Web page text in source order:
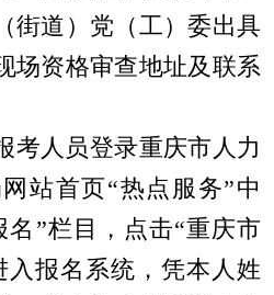
街道）党（工）委出具
场资格审查地址及联系
考人员登录重庆市人力
站首页“热点服务”中
名 ”栏目，点击“重庆市
入报名系统，凭本人姓